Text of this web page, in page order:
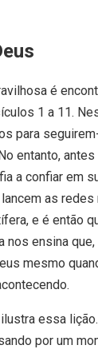
é
1 a 11.
para
entanto,
a confiar em
as redes
e é então
nos ensina
mesmo
essa
por um